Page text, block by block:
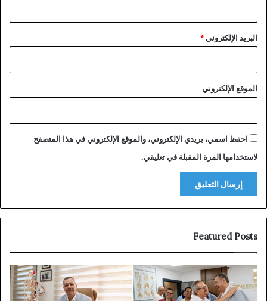
البريد الإلكتروني*
الموقع الإلكتروني
احفظ اسمي، بريدي الإلكتروني، والموقع الإلكتروني في هذا المتصفح
لاستخدامها المرة المقبلة في تعليقي.
Featured Posts
توقيف
الملقب
بـ”الناظوري”
من
45